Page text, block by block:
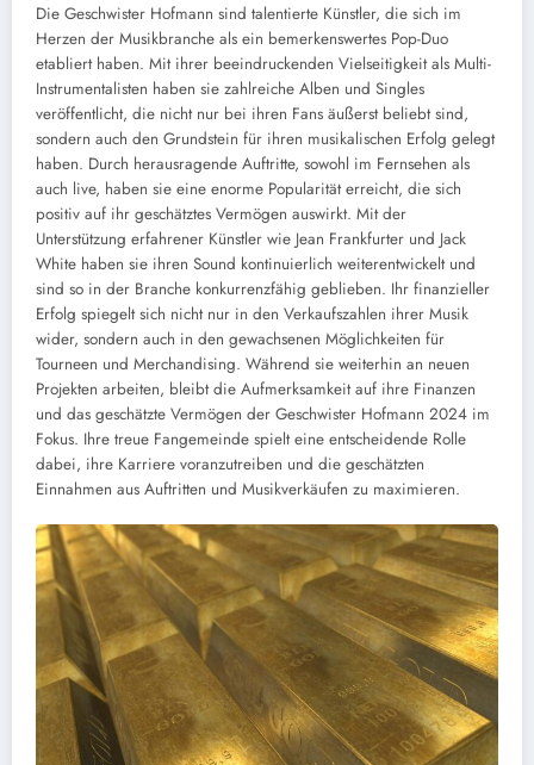
Die Geschwister Hofmann sind talentierte Künstler, die sich im
Herzen der Musikbranche als ein bemerkenswertes Pop-Duo
etabliert haben. Mit ihrer beeindruckenden Vielseitigkeit als Multi-
Instrumentalisten haben sie zahlreiche Alben und Singles
veröffentlicht, die nicht nur bei ihren Fans äußerst beliebt sind,
sondern auch den Grundstein für ihren musikalischen Erfolg gelegt
haben. Durch herausragende Auftritte, sowohl im Fernsehen als
auch live, haben sie eine enorme Popularität erreicht, die sich
positiv auf ihr geschätztes Vermögen auswirkt. Mit der
Unterstützung erfahrener Künstler wie Jean Frankfurter und Jack
White haben sie ihren Sound kontinuierlich weiterentwickelt und
sind so in der Branche konkurrenzfähig geblieben. Ihr finanzieller
Erfolg spiegelt sich nicht nur in den Verkaufszahlen ihrer Musik
wider, sondern auch in den gewachsenen Möglichkeiten für
Tourneen und Merchandising. Während sie weiterhin an neuen
Projekten arbeiten, bleibt die Aufmerksamkeit auf ihre Finanzen
und das geschätzte Vermögen der Geschwister Hofmann 2024 im
Fokus. Ihre treue Fangemeinde spielt eine entscheidende Rolle
dabei, ihre Karriere voranzutreiben und die geschätzten
Einnahmen aus Auftritten und Musikverkäufen zu maximieren.